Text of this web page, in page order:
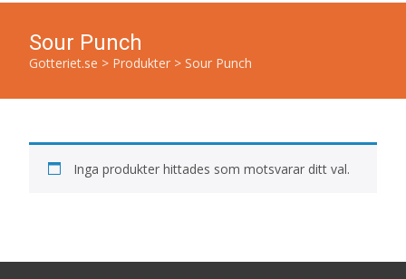
Sour Punch
Gotteriet.se > Produkter > Sour Punch
Inga produkter hittades som motsvarar ditt val.